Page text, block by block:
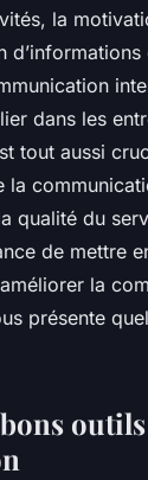
la
dans les
tout aussi
la
qualité du
de mettre
la
présente